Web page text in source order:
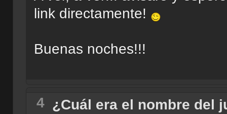
link directamente!
Buenas noches!!!
4 ¿Cuál era el nombre del